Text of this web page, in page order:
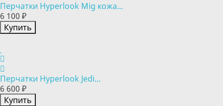
Перчатки Hyperlook Mig кожа...
6 100 ₽
Купить
Перчатки Hyperlook Jedi...
6 600 ₽
Купить